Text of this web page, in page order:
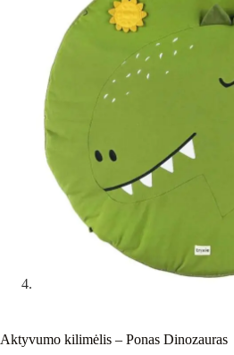
Aktyvumo kilimėlis – Ponas Dinozauras